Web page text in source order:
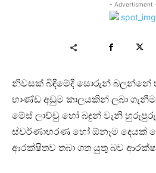
- Advertisment
නිවසක් බිඳීමේදී සොරුන් බලන්නේ
භාණ්ඩ අඩුම කාලයකින් ලබා
මේස් ලාච්චු හෝ බඳුන් වැනි
ස්වර්ණාභරණ හෝ ඕනෑම දෙයක්
ආරක්ෂිතව තබා ගත යුතු බව